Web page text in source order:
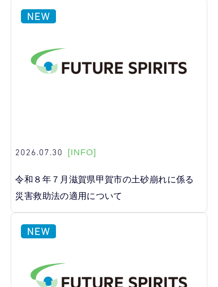
2026.07.30 [INFO]
令和８年７月滋賀県甲賀市の土砂崩れに係る
災害救助法の適用について